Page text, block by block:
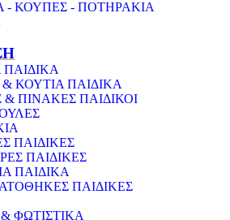
- ΚΟΥΠΕΣ - ΠΟΤΗΡΑΚΙΑ
ΠΑΙΔΙΚΑ
ΚΟΥΤΙΑ ΠΑΙΔΙΚΑ
& ΠΙΝΑΚΕΣ ΠΑΙΔΙΚΟΙ
ΠΑΙΔΙΚΕΣ
ΠΑΙΔΙΚΕΣ
ΠΑΙΔΙΚΑ
ΠΑΙΔΙΚΕΣ
ΦΩΤΙΣΤΙΚΑ